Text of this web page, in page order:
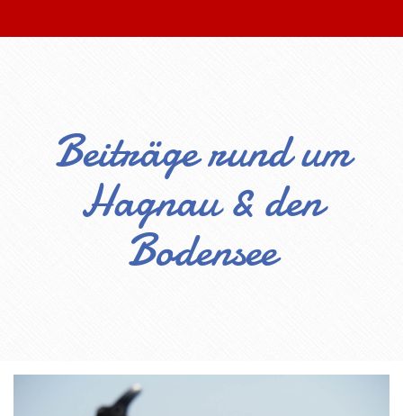
Beiträge rund um
Hagnau & den
Bodensee